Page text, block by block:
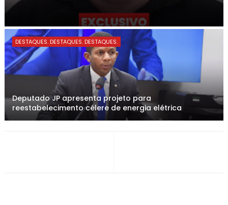
DESTAQUES. DESTAQUES. DESTAQUES.
Deputado JP apresenta projeto para
reestabelecimento célere de energia elétrica